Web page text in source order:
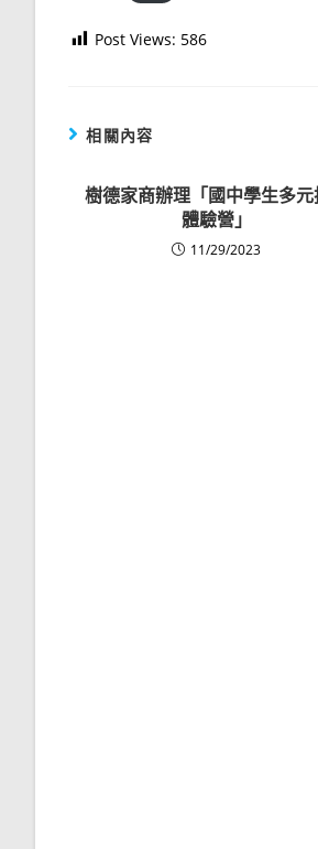
Post Views: 586
相關內容
樹德家商辦理「國中學生多元
體驗營」
11/29/2023